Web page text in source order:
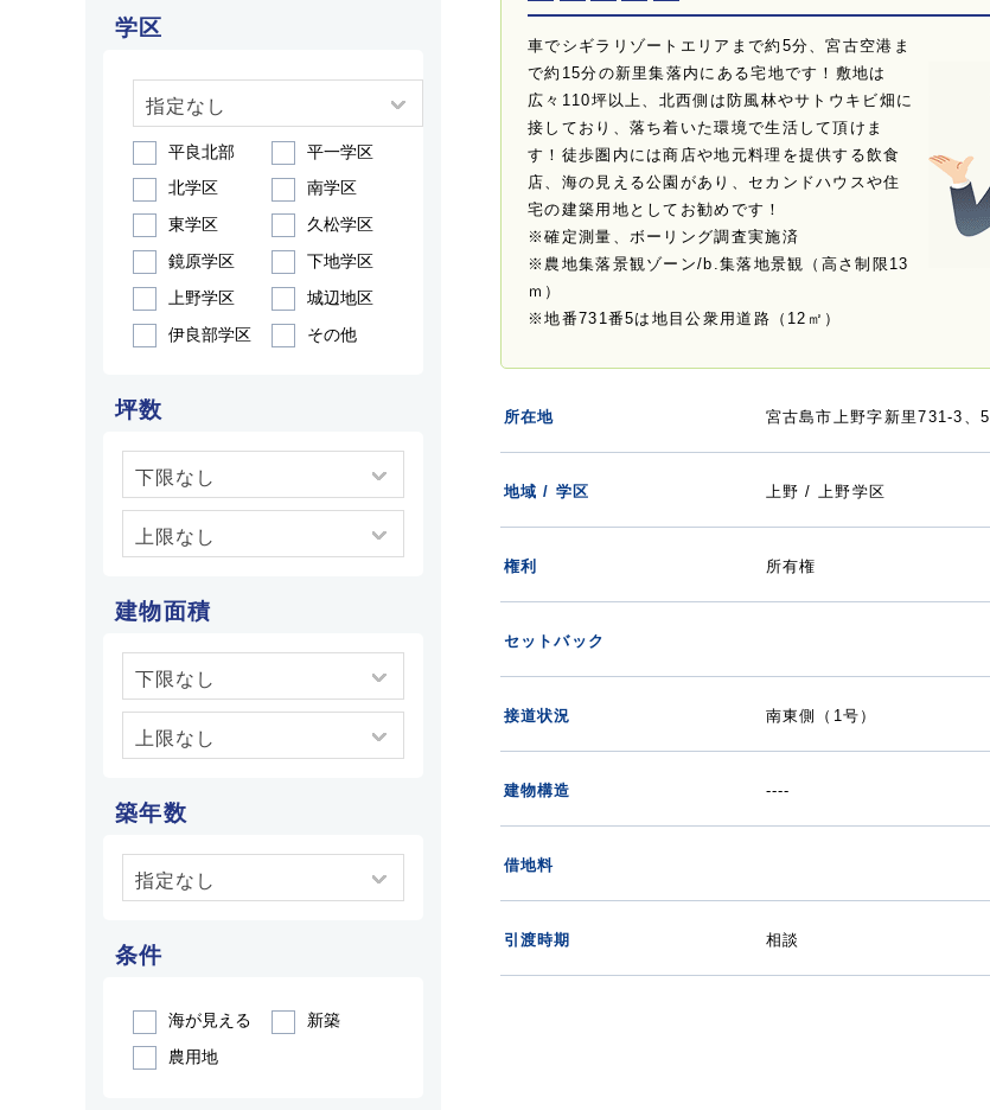
車でシギラリゾートエリアまで約5分、宮古空港ま
で約15分の新里集落内にある宅地です！敷地は
広々110坪以上、北西側は防風林やサトウキビ畑に
接しており、落ち着いた環境で生活して頂けま
す！徒歩圏内には商店や地元料理を提供する飲食
店、海の見える公園があり、セカンドハウスや住
宅の建築用地としてお勧めです！
※確定測量、ボーリング調査実施済
※農地集落景観ゾーン/b.集落地景観（高さ制限13
ｍ）
※地番731番5は地目公衆用道路（12㎡）
所在地 宮古島市上野字新里731-3、5
地域 / 学区 上野 / 上野学区
権利 所有権
セットバック
接道状況 南東側（1号）
建物構造 ----
借地料
引渡時期 相談
学区
平良北部
平一学区
北学区
南学区
東学区
久松学区
鏡原学区
下地学区
上野学区
城辺地区
伊良部学区
その他
坪数
建物面積
築年数
条件
海が見える
新築
農用地